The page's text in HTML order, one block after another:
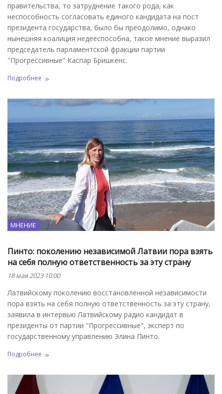
правительства, то затруднение такого рода, как
неспособность согласовать единого кандидата на пост
президента государства, было бы преодолимо, однако
нынешняя коалиция недееспособна, такое мнение выразил
председатель парламентской фракции партии
"Прогрессивные" Каспар Бришкенс.
Подробнее
МНЕНИЕ
Пинто: поколению независимой Латвии пора взять
на себя полную ответственность за эту страну
18 мая 2023 10:00
Латвийскому поколению восстановленной независимости
пора взять на себя полную ответственность за эту страну,
заявила в интервью Латвийскому радио кандидат в
президенты от партии "Прогрессивные", эксперт по
государственному управлению Элина Пинто.
Подробнее